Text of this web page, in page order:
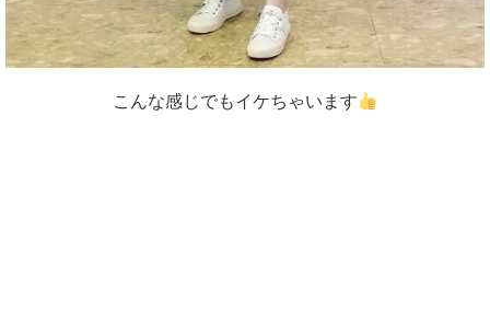
こんな感じでもイケちゃいます